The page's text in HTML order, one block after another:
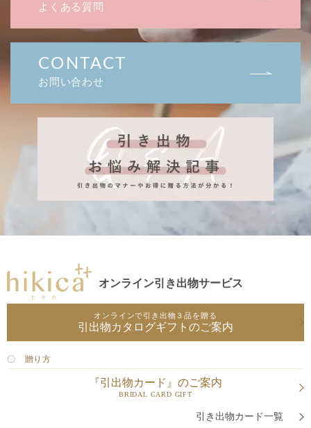
よくある質問
CONTACT
お問い合わせ
オンライン引き出物サービス
オンラインで引き出物３品を贈る
引出物カタログギフトのご案内
〇 贈り方
『引出物カード』のご案内
BRIDAL CARD GIFT
引き出物カード一覧